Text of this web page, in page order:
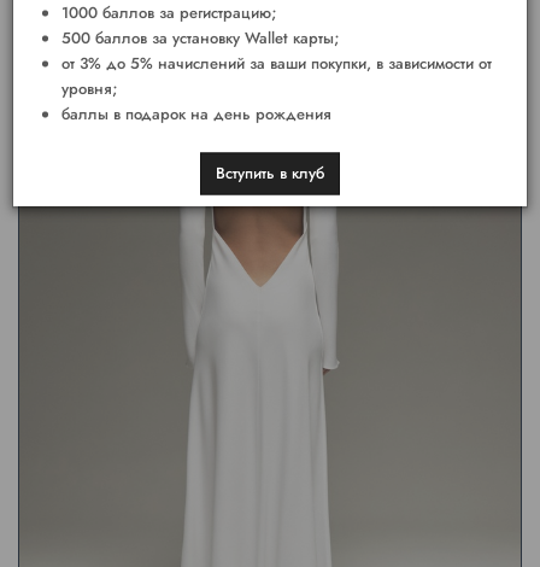
1000 баллов за регистрацию;
500 баллов за установку Wallet карты;
от 3% до 5% начислений за ваши покупки, в зависимости от
уровня;
баллы в подарок на день рождения
Вступить в клуб